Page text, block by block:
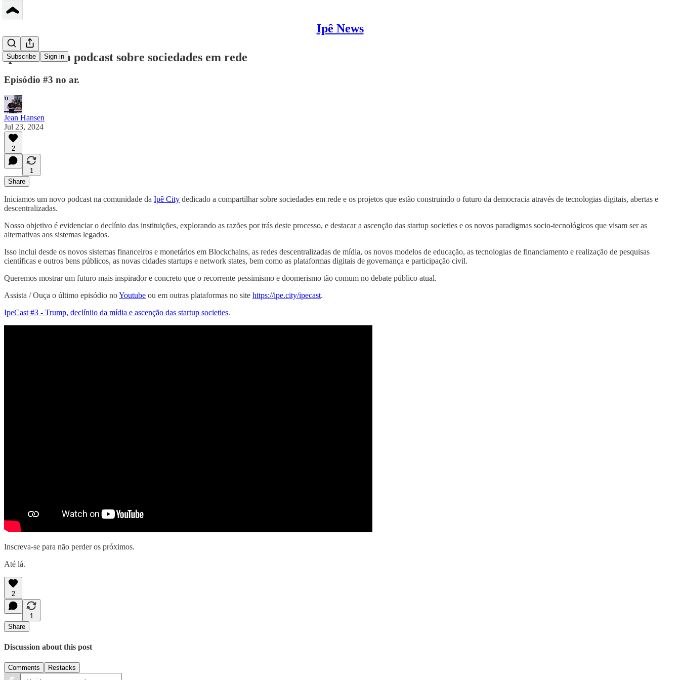
Ipê News
Subscribe Sign in
IpêCast - um podcast sobre sociedades em rede
Episódio #3 no ar.
Jean Hansen
Jul 23, 2024
2
1
Share
Iniciamos um novo podcast na comunidade da Ipê City dedicado a compartilhar sobre sociedades em rede e os projetos que estão construindo o futuro da democracia através de tecnologias digitais, abertas e
descentralizadas.
Nosso objetivo é evidenciar o declínio das instituições, explorando as razões por trás deste processo, e destacar a ascenção das startup societies e os novos paradigmas socio-tecnológicos que visam ser as
alternativas aos sistemas legados.
Isso inclui desde os novos sistemas financeiros e monetários em Blockchains, as redes descentralizadas de mídia, os novos modelos de educação, as tecnologias de financiamento e realização de pesquisas
científicas e outros bens públicos, as novas cidades startups e network states, bem como as plataformas digitais de governança e participação civil.
Queremos mostrar um futuro mais inspirador e concreto que o recorrente pessimismo e doomerismo tão comum no debate público atual.
Assista / Ouça o último episódio noYoutube ou em outras plataformas no site https://ipe.city/ipecast.
IpeCast #3 - Trump, declíniio da mídia e ascenção das startup societies.
Inscreva-se para não perder os próximos.
Até lá.
2
1
Share
Discussion about this post
Comments Restacks